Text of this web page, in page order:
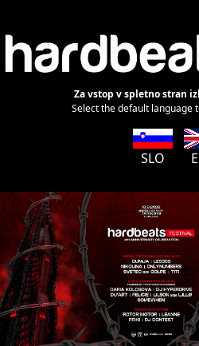
Za vstop v spletno stran
Select the default language
SLO